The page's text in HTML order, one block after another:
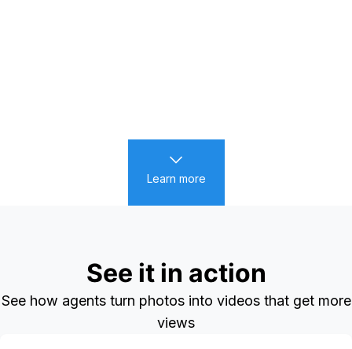
Learn more
See it in action
See how agents turn photos into videos that get more
views